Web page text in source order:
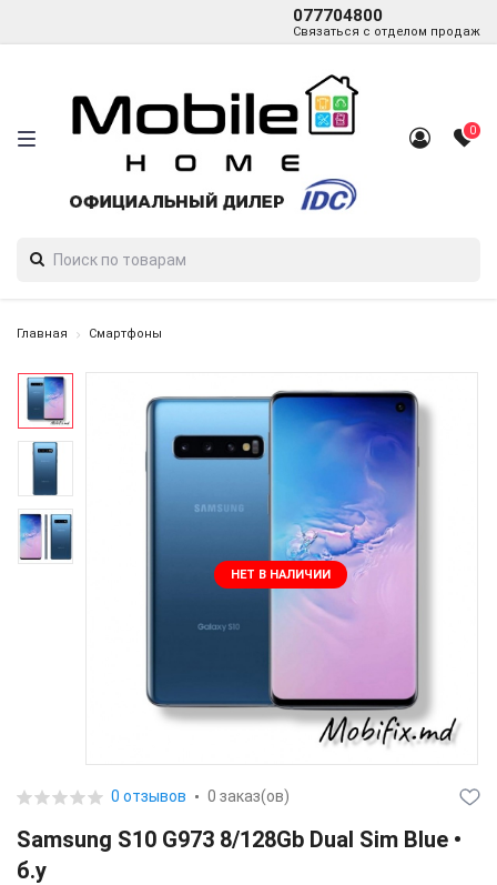
077704800
Связаться с отделом продаж
0
Главная Смартфоны
НЕТ В НАЛИЧИИ
0 отзывов 0 заказ(ов)
Samsung S10 G973 8/128Gb Dual Sim Blue •
б.у